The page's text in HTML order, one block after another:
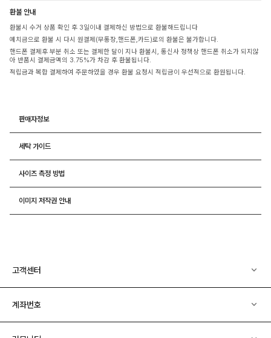
환불 안내
환불시 수거 상품 확인 후 3일이내 결제하신 방법으로 환불해드립니다
예치금으로 환불 시 다시 원결제(무통장,핸드폰,카드)로의 환불은 불가합니다.
핸드폰 결제후 부분 취소 또는 결제한 달이 지나 환불시, 통신사 정책상 핸드폰 취소가 되지않
아 반품시 결제금액의 3.75%가 차감 후 환불됩니다.
적립금과 복합 결제하여 주문하였을 경우 환불 요청시 적립금이 우선적으로 환원됩니다.
판매자정보
세탁 가이드
사이즈 측정 방법
이미지 저작권 안내
고객센터
계좌번호